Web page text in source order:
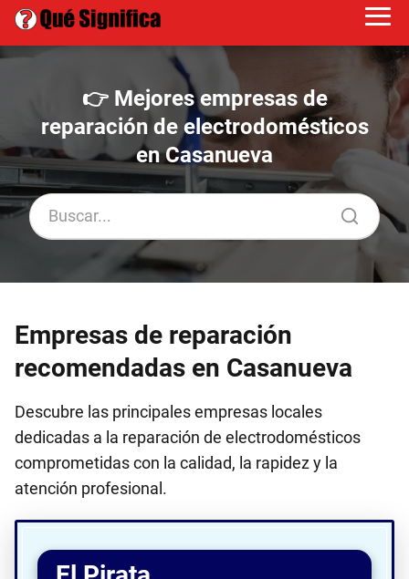
👉 Mejores empresas de
reparación de electrodomésticos
en Casanueva
Empresas de reparación
recomendadas en Casanueva
Descubre las principales empresas locales
dedicadas a la reparación de electrodomésticos
comprometidas con la calidad, la rapidez y la
atención profesional.